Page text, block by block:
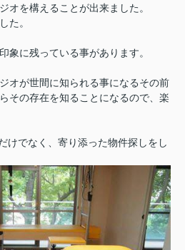
オを構えることが出来ました。
た。
象に残っている事があります。
オが世間に知られる事になるその前
その存在を知ることになるので、楽
けでなく、寄り添った物件探しをし